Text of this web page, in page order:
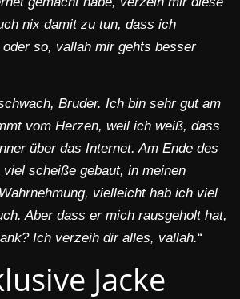
nix damit zu tun, dass ich
so, vallah mir gehts besser
Bruder. Ich bin sehr gut am
vom Herzen, weil ich weiß, dass
über das Internet. Am Ende des
scheiße gebaut, in meinen
vielleicht hab ich viel
Aber dass er mich rausgeholt hat,
Ich verzeih dir alles, vallah.“
Jacke